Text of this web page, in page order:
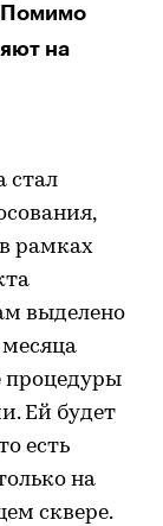
Помимо
на
стал
рамках
выделено
месяца
процедуры
Ей будет
есть
на
сквере.